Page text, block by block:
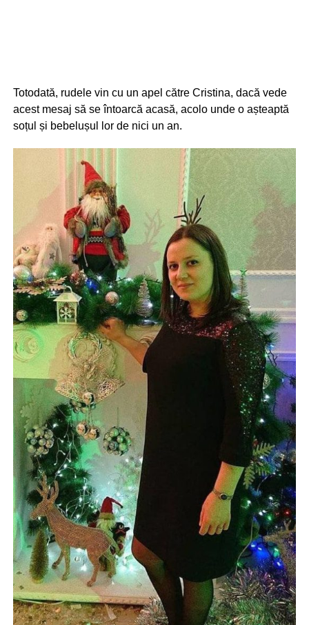
Totodată, rudele vin cu un apel către Cristina, dacă vede
acest mesaj să se întoarcă acasă, acolo unde o așteaptă
soțul și bebelușul lor de nici un an.